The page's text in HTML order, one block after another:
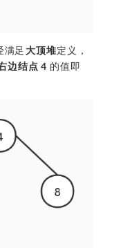
满足 大顶堆定义，
边结点 4 的值即